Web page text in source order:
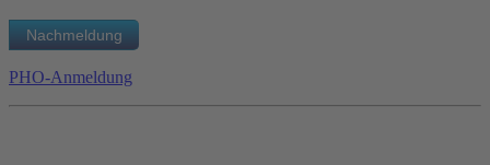
PHO-Anmeldung